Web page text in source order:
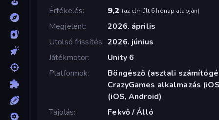
Értékelés
9,2 (az elmúlt 6 hónap alapján)
Megjelent
2026. április
Utolsó frissítés 2026. június
Játékmotor
Unity 6
Platformok
Böngésző (asztali
CrazyGames alkalmazás
(iOS, Android)
Tájolás
Fekvő / Álló